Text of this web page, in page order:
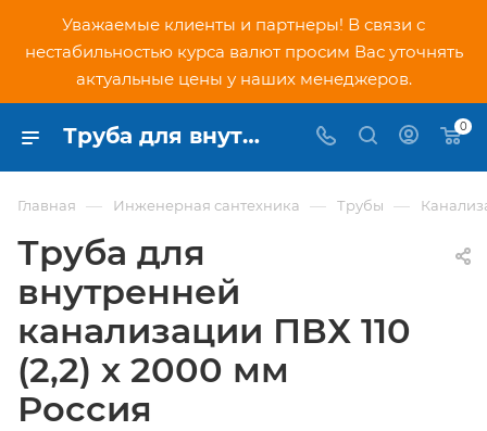
Уважаемые клиенты и партнеры! В связи с
нестабильностью курса валют просим Вас уточнять
актуальные цены у наших менеджеров.
Труба для внутренней канализации ПВХ 110 (2,2) х 2000 мм Россия - купить по низкой цене в Москве, интернет-магазин PNDtech.ru 0
Главная — Инженерная сантехника — Трубы —
Труба для
внутренней
канализации ПВХ 110
(2,2) х 2000 мм
Россия